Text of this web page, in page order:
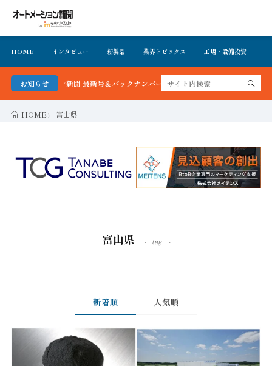
HOME インタビュー 新製品 業界トピックス 工場・設備投資
お知らせ
新聞 最新号＆バックナンバーを無料で公開中 詳細はこちら
HOME 富山県
富山県 tag
新着順 人気順